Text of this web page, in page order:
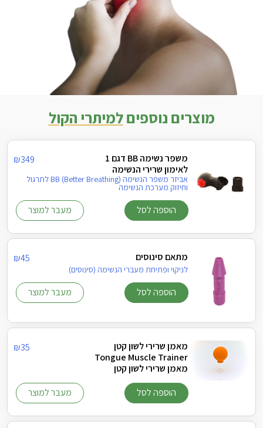
מוצרים נוספיםלמיתרי הקול
משפר נשימה BB דגם 1
לאימון שרירי הנשימה
₪349
אביזר משפר הנשימה (BB (Better Breathing לתרגול
וחיזוק מערכת הנשימה
מעבר למוצר הוספה לסל
מתאם סינוסים ₪45
לניקוי ופתיחת מעברי הנשימה (סינוסים)
מעבר למוצר הוספה לסל
מאמן שרירי לשון קטן
Tongue Muscle Trainer
מאמן שרירי לשון קטן
₪35
מעבר למוצר הוספה לסל